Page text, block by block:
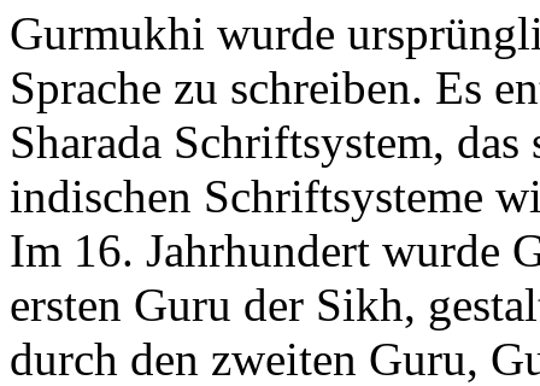
Gurmukhi wurde
Sprache zu schreiben. Es
Sharada Schriftsystem,
indischen Schriftsysteme
Im 16. Jahrhundert wurde
ersten Guru der Sikh,
durch den zweiten Guru,